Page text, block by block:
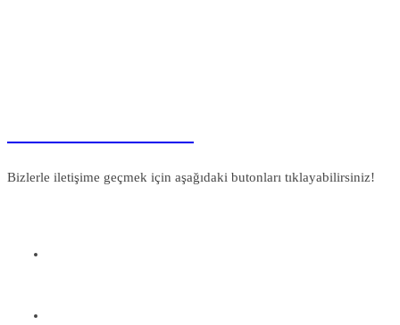
Bizlerle iletişime geçmek için aşağıdaki butonları tıklayabilirsiniz!